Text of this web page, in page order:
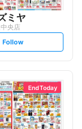
ミヤ
央店
s
l
o
w
Follow
End Today